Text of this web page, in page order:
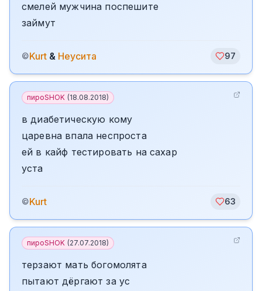
смелей мужчина поспешите
займут
©Kurt & Неусита 97
пироSHOK (18.08.2018)
в диабетическую кому
царевна впала неспроста
ей в кайф тестировать на сахар
уста
©Kurt 63
пироSHOK (27.07.2018)
терзают мать богомолята
пытают дёргают за ус